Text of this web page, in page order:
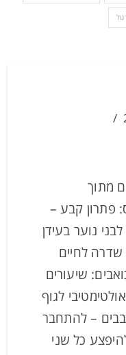
מתוך
פתרון קבע –
נוער בעידן
שדרה לחיים
שיעורים
לגוף
– להתחבר
כל שני